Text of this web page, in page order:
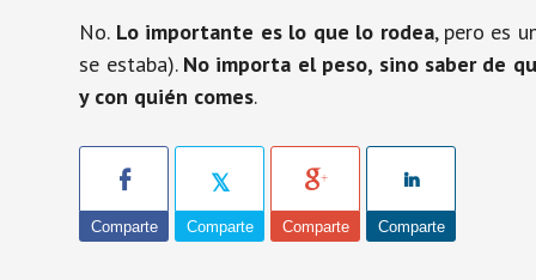
No. Lo importante es lo que lo rodea, pero es
se estaba). No importa el peso, sino saber de
y con quién comes.
Comparte Comparte Comparte Comparte